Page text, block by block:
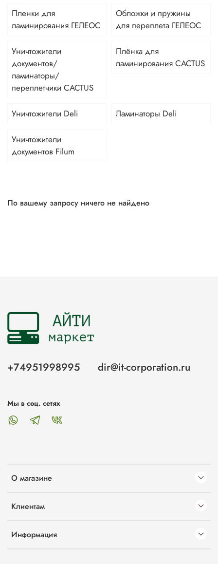
Пленки для
ламинирования ГЕЛЕОС
Обложки и пружины
для переплета ГЕЛЕОС
Уничтожители
документов/
ламинаторы/
переплетчики CACTUS
Плёнка для
ламинирования CACTUS
Уничтожители Deli Ламинаторы Deli
Уничтожители
документов Filum
По вашему запросу ничего не найдено
О магазине
Клиентам
Информация
+74951998995 dir@it-corporation.ru
Мы в соц. сетях